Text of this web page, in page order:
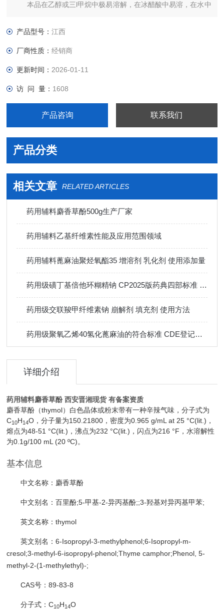
本品在乙醇或三l甲烷中极易溶解，在冰醋酸中易溶，在水中
熔点 本品的熔点（通则0612）为48～52℃。
产品型号：江西
厂商性质：经销商
更新时间： 2026-01-11
访 问 量： 1608
产品咨询 联系我们
产品分类
相关文章 RELATED ARTICLES
药用辅料麝香草酚500g生产厂家
药用辅料乙基纤维素性能及应用范围领域
药用辅料蓖麻油聚烃氧酯35 增溶剂 乳化剂 使用添加量
药用级磺丁基倍他环糊精钠 CP2025版药典四部标准 有登记号
药用级交联羧甲纤维素钠 崩解剂 填充剂 使用方法
药用级聚氧乙烯40氢化蓖麻油的符合标准 CDE登记状态
详细介绍
药用辅料麝香草酚 西安晋湘现货 有备案资质
麝香草酚（thymol）白色晶体或粉末带有一种辛辣气味，分子式为
C10H14O，分子量为150.21800，密度为0.965 g/mL at 25 °C(lit.)，
熔点为48-51 °C(lit.)，沸点为232 °C(lit.)，闪点为216 °F，水溶解性
为0.1g/100 mL (20 ºC)。
基本信息
中文名称：麝香草酚
中文别名：百里酚;5-甲基-2-异丙基酚;;3-羟基对异丙基甲苯;
英文名称：thymol
英文别名：6-Isopropyl-3-methylphenol;6-Isopropyl-m-
cresol;3-methyl-6-isopropyl-phenol;Thyme camphor;Phenol, 5-
methyl-2-(1-methylethyl)-;
CAS号：89-83-8
分子式：C10H14O